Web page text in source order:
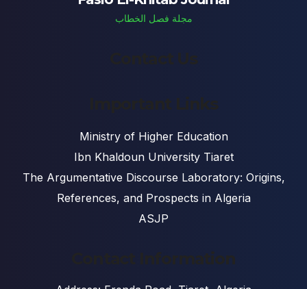
مجلة فصل الخطاب
Contact Us
Important Links
Ministry of Higher Education
Ibn Khaldoun University Tiaret
The Argumentative Discourse Laboratory: Origins,
References, and Prospects in Algeria
ASJP
Contact Information